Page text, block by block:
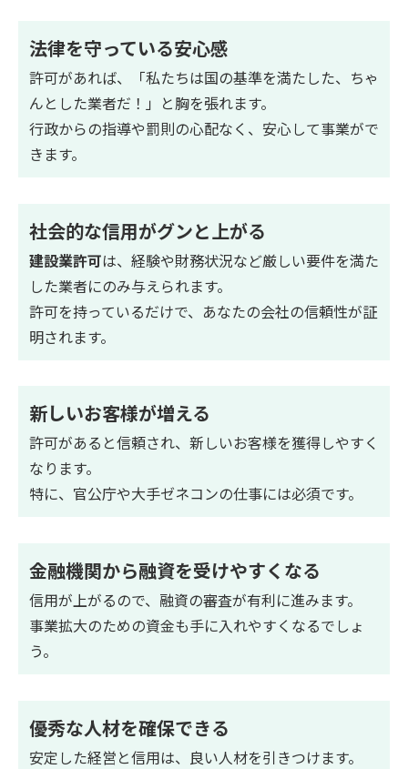
法律を守っている安心感
許可があれば、「私たちは国の基準を満たした、ちゃ
んとした業者だ！」と胸を張れます。
行政からの指導や罰則の心配なく、安心して事業がで
きます。
社会的な信用がグンと上がる
建設業許可は、経験や財務状況など厳しい要件を満た
した業者にのみ与えられます。
許可を持っているだけで、あなたの会社の信頼性が証
明されます。
新しいお客様が増える
許可があると信頼され、新しいお客様を獲得しやすく
なります。
特に、官公庁や大手ゼネコンの仕事には必須です。
金融機関から融資を受けやすくなる
信用が上がるので、融資の審査が有利に進みます。
事業拡大のための資金も手に入れやすくなるでしょ
う。
優秀な人材を確保できる
安定した経営と信用は、良い人材を引きつけます。